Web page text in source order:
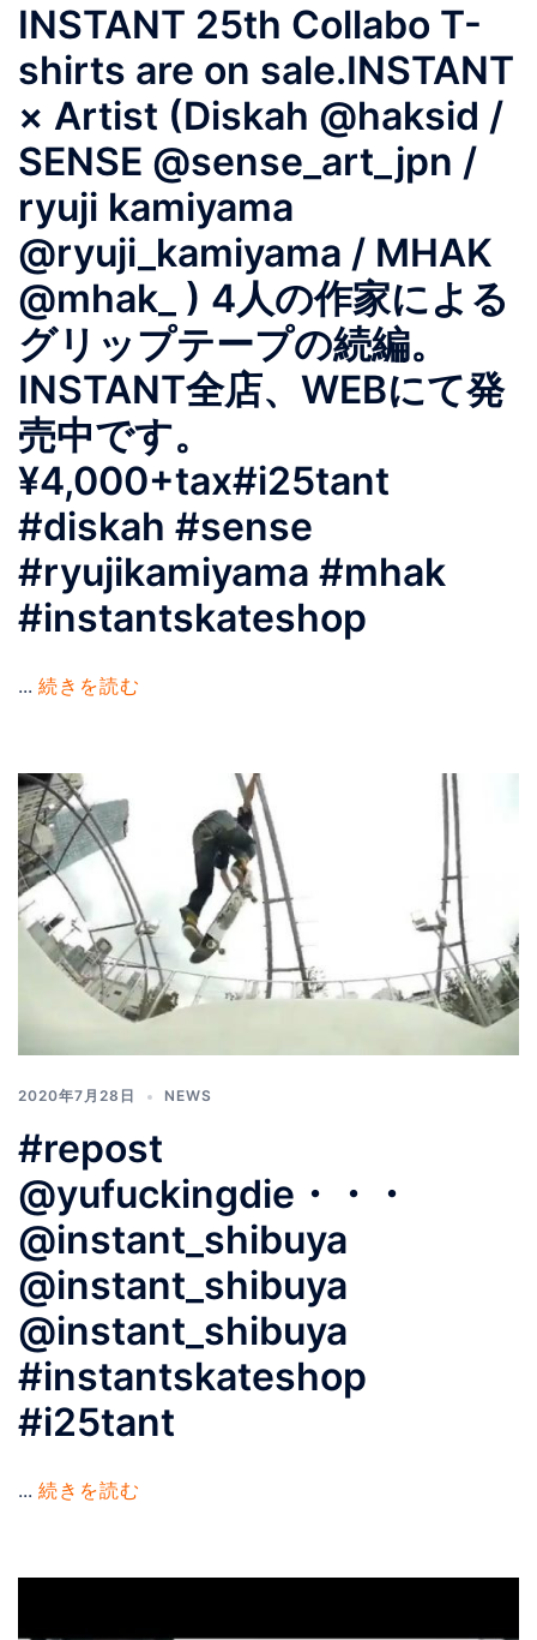
INSTANT 25th Collabo T-
shirts are on sale.INSTANT
× Artist (Diskah @haksid /
SENSE @sense_art_jpn /
ryuji kamiyama
@ryuji_kamiyama / MHAK
@mhak_ ) 4人の作家による
グリップテープの続編。
INSTANT全店、WEBにて発
売中です。
¥4,000+tax#i25tant
#diskah #sense
#ryujikamiyama #mhak
#instantskateshop
... 続きを読む
2020年7月28日 NEWS
#repost
@yufuckingdie・・・
@instant_shibuya
@instant_shibuya
@instant_shibuya
#instantskateshop
#i25tant
... 続きを読む